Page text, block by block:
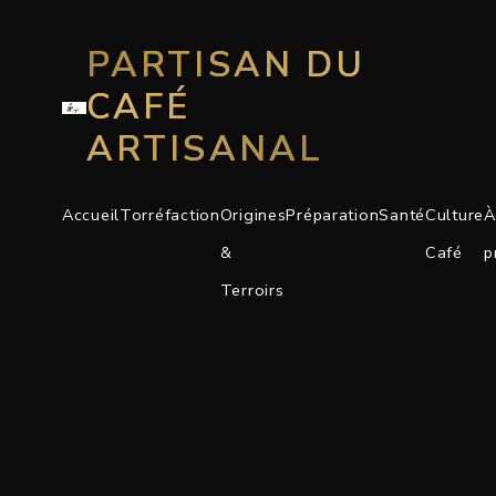
PARTISAN DU
CAFÉ
ARTISANAL
AccueilTorréfactionOrigines
&
Terroirs
PréparationSantéCulture
Café
À